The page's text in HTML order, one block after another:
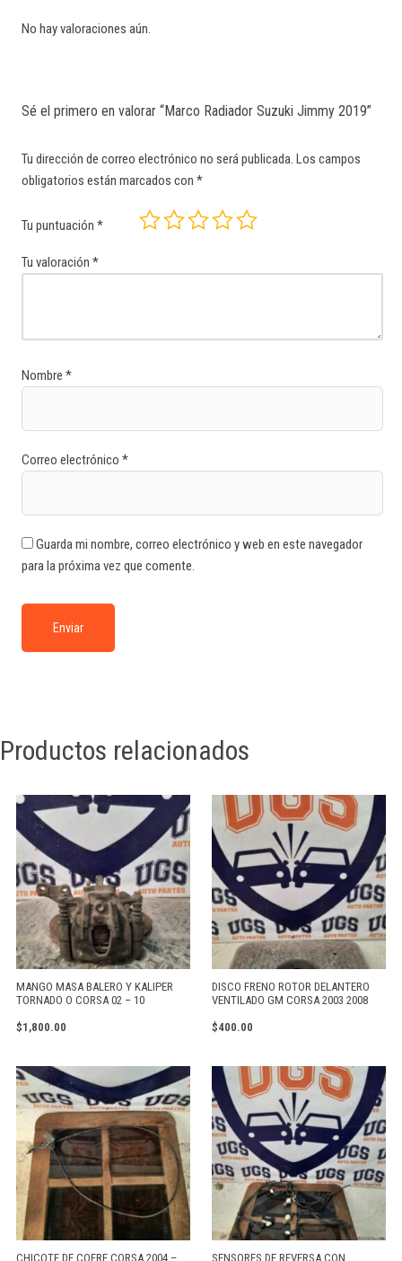
No hay valoraciones aún.
Sé el primero en valorar “Marco Radiador Suzuki Jimmy 2019”
Tu dirección de correo electrónico no será publicada. Los campos
obligatorios están marcados con *
Tu puntuación *
Tu valoración *
Nombre *
Correo electrónico *
Guarda mi nombre, correo electrónico y web en este navegador
para la próxima vez que comente.
Productos relacionados
MANGO MASA BALERO Y KALIPER
TORNADO O CORSA 02 – 10
$1,800.00
DISCO FRENO ROTOR DELANTERO
VENTILADO GM CORSA 2003 2008
$400.00
CHICOTE DE COFRE CORSA 2004 – SENSORES DE REVERSA CON